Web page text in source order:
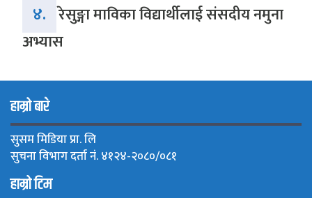
४. रेसुङ्गा माविका विद्यार्थीलाई संसदीय नमुना
अभ्यास
हाम्रो बारे
सुसम मिडिया प्रा. लि
सुचना विभाग दर्ता नं. ४१२४-२०८०/०८१
हाम्रो टिम